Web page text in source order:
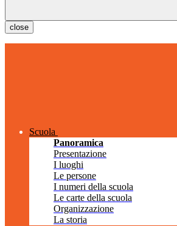
close
Scuola
Panoramica
Presentazione
I luoghi
Le persone
I numeri della scuola
Le carte della scuola
Organizzazione
La storia